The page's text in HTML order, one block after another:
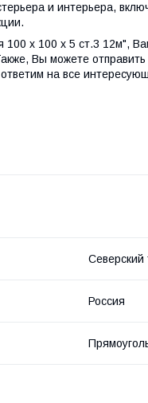
и интерьера,
х 100 х 5 ст.3 12м",
Вы можете
на все
Северский
Россия